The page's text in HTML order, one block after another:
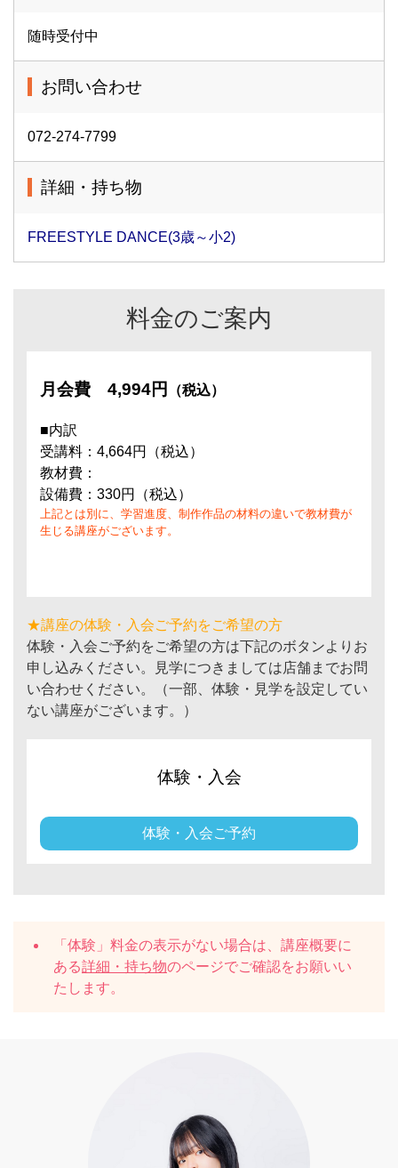
随時受付中
お問い合わせ
072-274-7799
詳細・持ち物
FREESTYLE DANCE(3歳～小2)
料金のご案内
月会費 4,994円 （税込）
■内訳
受講料：4,664円（税込）
教材費：
設備費：330円（税込）
上記とは別に、学習進度、制作作品の材料の違いで教材費が
生じる講座がございます。
★講座の体験・入会ご予約をご希望の方
体験・入会ご予約をご希望の方は下記のボタンよりお
申し込みください。見学につきましては店舗までお問
い合わせください。（一部、体験・見学を設定してい
ない講座がございます。）
体験・入会
体験・入会ご予約
「体験」料金の表示がない場合は、講座概要に
ある詳細・持ち物のページでご確認をお願いい
たします。